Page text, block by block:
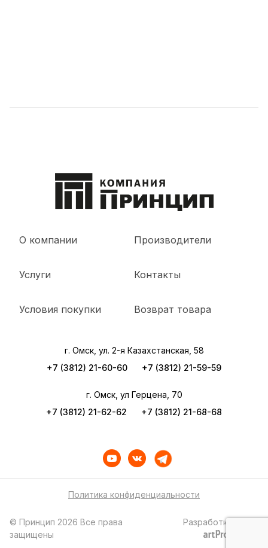
О компании
Услуги
Условия покупки
Производители
Контакты
Возврат товара
г. Омск, ул. 2-я Казахстанская, 58
+7 (3812) 21-60-60
+7 (3812) 21-59-59
г. Омск, ул Герцена, 70
+7 (3812) 21-62-62
+7 (3812) 21-68-68
Политика конфиденциальности
© Принцип 2026 Все права
защищены
Разработка сайта